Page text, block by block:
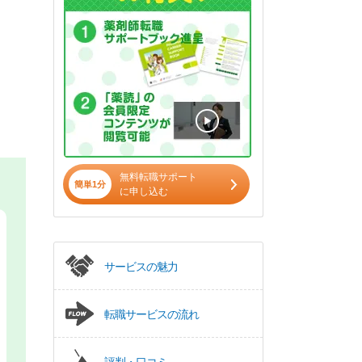
簡単1分
無料転職サポート
に申し込む
サービスの魅力
転職サービスの流れ